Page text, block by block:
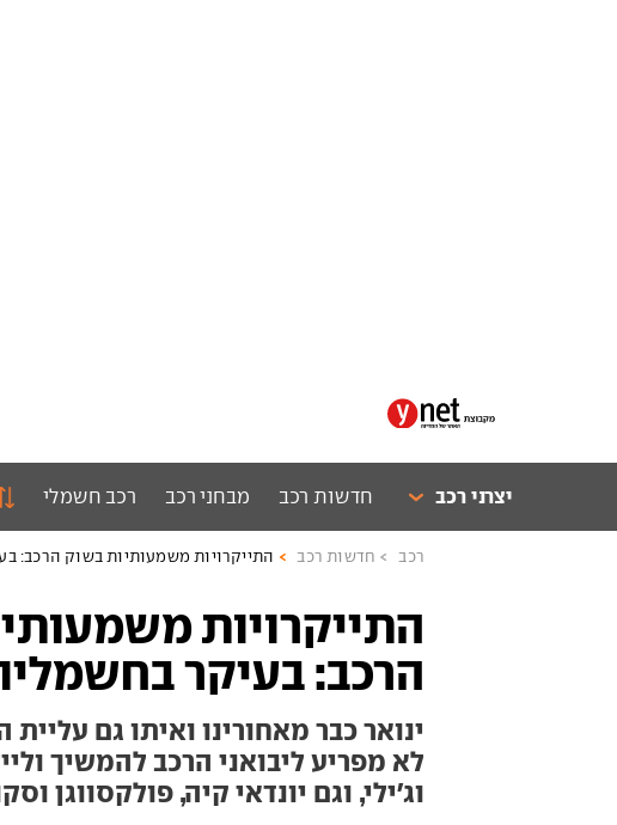
יצרני רכב חדשות רכב מבחני רכב רכב חשמלי
רכב חדשות רכב התייקרויות משמעותיות בשוק הרכב:
התייקרויות
הרכב: בעיקר
ינואר כבר מאחורינו ואיתו גם
לא מפריע ליבואני הרכב להמשיך
וג'ילי, וגם יונדאי קיה, פולקסווגן